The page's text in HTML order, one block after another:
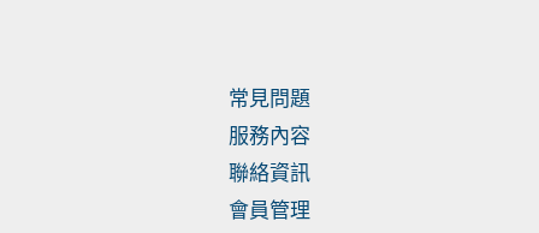
常見問題
服務內容
聯絡資訊
會員管理